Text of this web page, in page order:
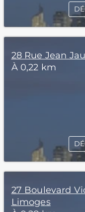
28 Rue Jean
À 0,22 km
27 Boulevard
Limoges